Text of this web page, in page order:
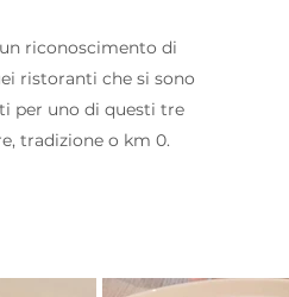
riconoscimento di
ristoranti che si sono
per uno di questi tre
tradizione o km 0.